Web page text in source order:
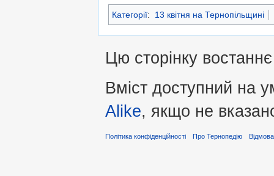
Категорії: 13 квітня на Тернопільщині
Цю сторінку
Вміст доступний на
Alike, якщо не
Політика конфіденційності Про Тернопедію Відмова